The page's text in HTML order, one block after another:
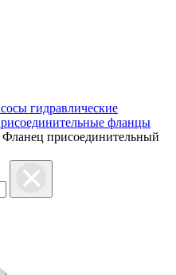
гидравлические
фланцы
присоединительный